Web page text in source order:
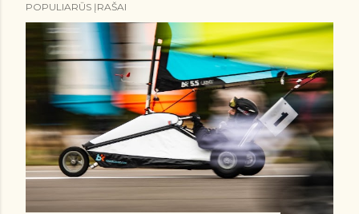
POPULIARŪS ĮRAŠAI